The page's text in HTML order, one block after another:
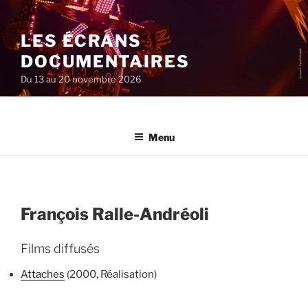
au
contenu
principal
LES ÉCRANS
DOCUMENTAIRES
Du 13 au 20 novembre 2026
Menu
François Ralle-Andréoli
Films diffusés
Attaches (2000, Réalisation)